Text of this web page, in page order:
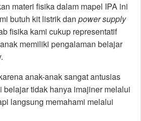
materi fisika dalam mapel IPA ini
butuh kit listrik dan power supply
fisika kami cukup representatif
memiliki pengalaman belajar
anak-anak sangat antusias
belajar tidak hanya imajiner melalui
langsung memahami melalui